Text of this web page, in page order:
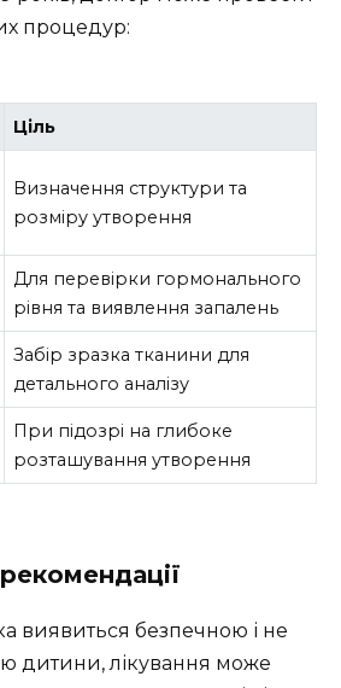
процедур:
Ціль
Визначення структури та
розміру утворення
Для перевірки гормонального
рівня та виявлення запалень
Забір зразка тканини для
детального аналізу
При підозрі на глибоке
розташування утворення
виявиться безпечною і не
дитини, лікування може